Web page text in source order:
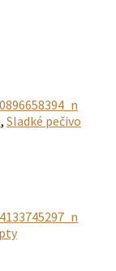
, Sladké pečivo